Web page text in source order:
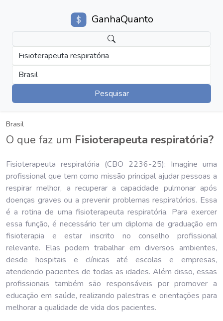
GanhaQuanto
Fisioterapeuta respiratória
Brasil
Pesquisar
Brasil
O que faz um Fisioterapeuta respiratória?
Fisioterapeuta respiratória (CBO 2236-25): Imagine uma
profissional que tem como missão principal ajudar pessoas a
respirar melhor, a recuperar a capacidade pulmonar após
doenças graves ou a prevenir problemas respiratórios. Essa
é a rotina de uma fisioterapeuta respiratória. Para exercer
essa função, é necessário ter um diploma de graduação em
fisioterapia e estar inscrito no conselho profissional
relevante. Elas podem trabalhar em diversos ambientes,
desde hospitais e clínicas até escolas e empresas,
atendendo pacientes de todas as idades. Além disso, essas
profissionais também são responsáveis por promover a
educação em saúde, realizando palestras e orientações para
melhorar a qualidade de vida dos pacientes.